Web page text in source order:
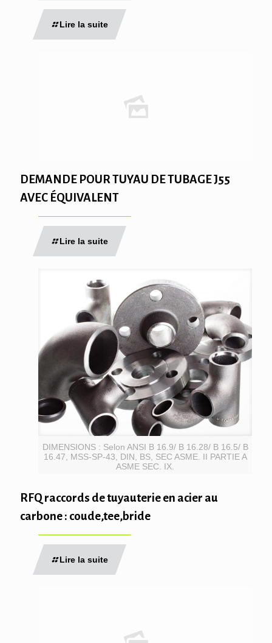
Lire la suite
DEMANDE POUR TUYAU DE TUBAGE J55
AVEC ÉQUIVALENT
Lire la suite
DIMENSIONS : Selon ANSI B 16.9/ B 16.28/ B 16.5/ B
16.47, MSS-SP-43, DIN, BS, SEC ASME. II PARTIE A
ASME SEC. IX.
RFQ raccords de tuyauterie en acier au
carbone : coude,tee,bride
Lire la suite